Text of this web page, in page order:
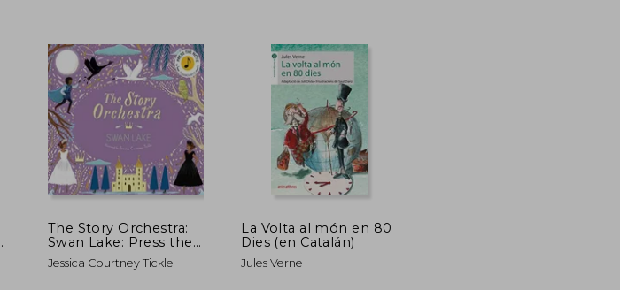
11,95 €
11,35 €
5%
dcto.
10,94 €
10,39 €
5%
dcto.
The Story Orchestra:
Swan Lake: Press the
Note to Hear
Tchaikovsky's Music
Jessica Courtney Tickle
La Volta al món en 80
Dies (en Catalán)
Jules Verne